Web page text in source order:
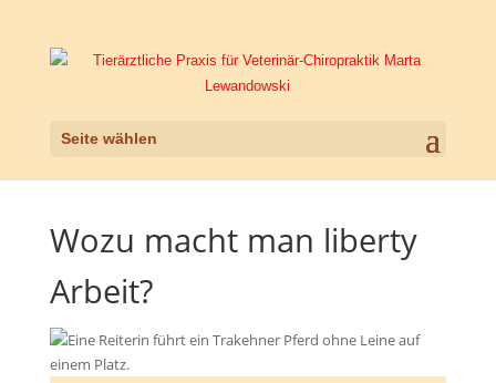
Seite wählen
Wozu macht man liberty
Arbeit?